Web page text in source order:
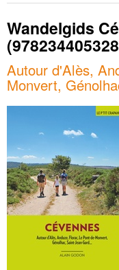
Wandelgids
Autour d'Alès,
Monvert,